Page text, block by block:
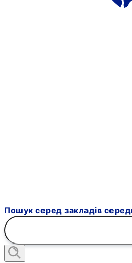
Пошук серед закладів